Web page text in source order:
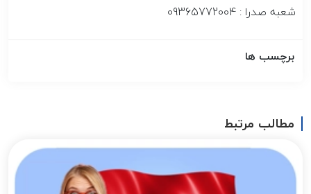
شعبه صدرا : 09365772004
برچسب ها
مطالب مرتبط